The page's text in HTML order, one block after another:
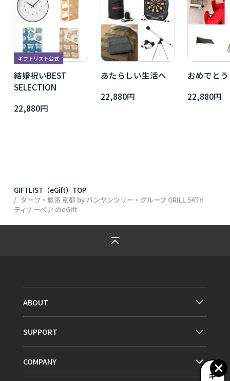
ギフトリスト公式
結婚祝いBEST
SELECTION
22,880円
あたらしい生活へ
22,880円
おめでとう
22,880円
GIFTLIST（eGift）TOP
ダーワ・悠洛 京都 by バンヤンツリー・グループ GRILL 54TH
ディナーペア のeGift
ABOUT
SUPPORT
COMPANY